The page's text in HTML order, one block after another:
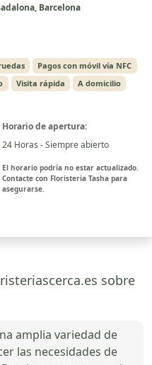
Barcelona
Pagos con móvil vía NFC
Visita rápida
A domicilio
Horario de apertura:
24 Horas - Siempre abierto
El horario podría no estar actualizado.
Contacte con Floristeria Tasha para
asegurarse.
sobre
amplia variedad de
las necesidades de